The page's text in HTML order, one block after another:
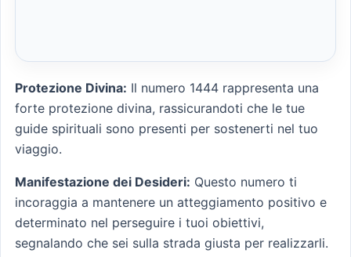
Protezione Divina: Il numero 1444 rappresenta una
forte protezione divina, rassicurandoti che le tue
guide spirituali sono presenti per sostenerti nel tuo
viaggio.
Manifestazione dei Desideri: Questo numero ti
incoraggia a mantenere un atteggiamento positivo e
determinato nel perseguire i tuoi obiettivi,
segnalando che sei sulla strada giusta per realizzarli.